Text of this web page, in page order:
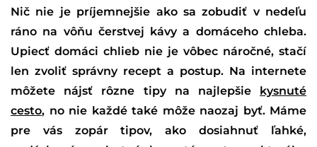
Nič nie je príjemnejšie ako sa zobudiť v nedeľu
ráno na vôňu čerstvej kávy a domáceho chleba.
Upiecť domáci chlieb nie je vôbec náročné, stačí
len zvoliť správny recept a postup. Na internete
môžete nájsť rôzne tipy na najlepšie
kysnuté
cesto, no nie každé také môže naozaj byť. Máme
pre vás zopár tipov, ako dosiahnuť ľahké,